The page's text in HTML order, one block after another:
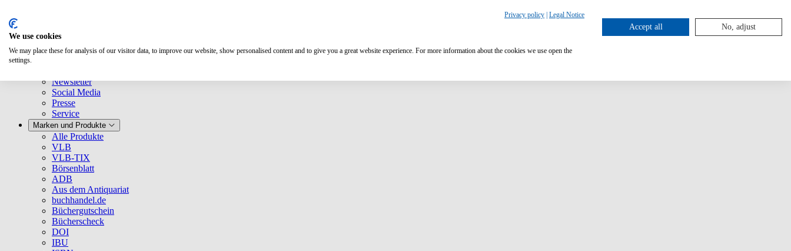
Newsletter
Social Media
Presse
Service
Marken und Produkte
Alle Produkte
VLB
VLB-TIX
Börsenblatt
ADB
Aus dem Antiquariat
buchhandel.de
Büchergutschein
Bücherscheck
DOI
IBU
Privacy policy Legal Notice
We use cookies
We may place these for analysis of our visitor data, to improve our website, show personalised content and to give you a great website experience. For more information about the cookies we use open the
settings.
Accept all No, adjust